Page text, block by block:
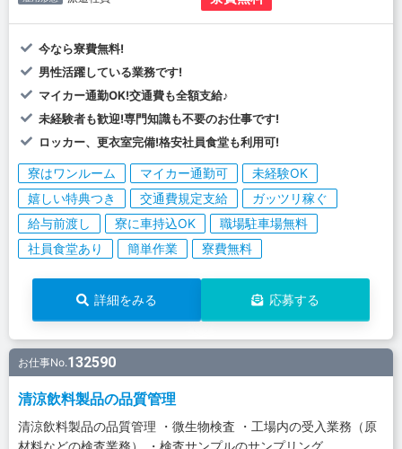
今なら寮費無料!
男性活躍している業務です!
マイカー通勤OK!交通費も全額支給♪
未経験者も歓迎!専門知識も不要のお仕事です!
ロッカー、更衣室完備!格安社員食堂も利用可!
寮はワンルーム マイカー通勤可
未経験OK
嬉しい特典つき
交通費規定支給
ガッツリ稼ぐ
給与前渡し
寮に車持込OK
職場駐車場無料
社員食堂あり
簡単作業 寮費無料
詳細をみる 応募する
お仕事No.132590
清涼飲料製品の品質管理
清涼飲料製品の品質管理 ・微生物検査 ・工場内の受入業務（原